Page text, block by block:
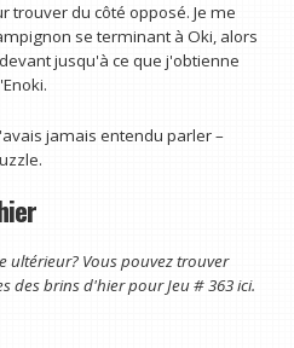
trouver du côté opposé. Je me
se terminant à Oki, alors
jusqu'à ce que j'obtienne
jamais entendu parler –
ultérieur? Vous pouvez trouver
des brins d'hier pourJeu # 363 ici.